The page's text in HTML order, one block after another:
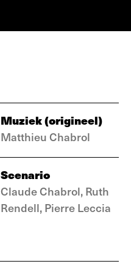
Muziek (origineel)
Matthieu Chabrol
Scenario
Claude Chabrol, Ruth
Rendell, Pierre Leccia